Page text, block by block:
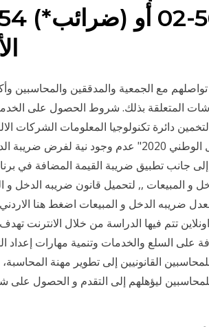
مع الجمعية والمدققين والمحاسبين
المتعلقة بذلك. شروط الحصول على
دائرة تكنولوجيا المعلومات الشركات
المؤتمر الصحفي الوزاري لبرنامج "التحول الوطني 2020" عدم
جانب تطبيق ضريبة القيمة المضافة في
تتم فيها الدراسة من خلال الانترنت
السلع والخدمات وتنمية مهارات إعداد
القانونيين إلى تطوير مهنة المحاسبة،
للمحاسبين ليؤهلهم إلى التقدم و الحصول